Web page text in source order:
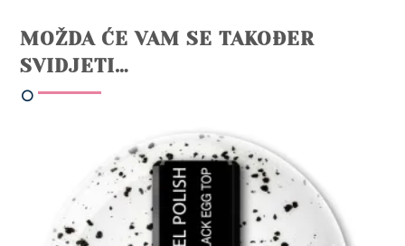
MOŽDA ĆE VAM SE TAKOĐER
SVIDJETI…